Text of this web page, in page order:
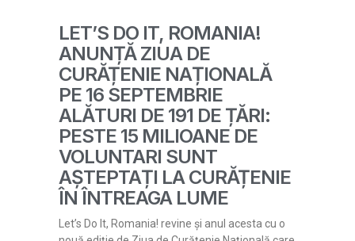
LET’S DO IT, ROMANIA!
ANUNȚĂ ZIUA DE
CURĂȚENIE NAȚIONALĂ
PE 16 SEPTEMBRIE
ALĂTURI DE 191 DE ȚĂRI:
PESTE 15 MILIOANE DE
VOLUNTARI SUNT
AȘTEPTAȚI LA CURĂȚENIE
ÎN ÎNTREAGA LUME
Let’s Do It, Romania! revine și anul acesta cu o